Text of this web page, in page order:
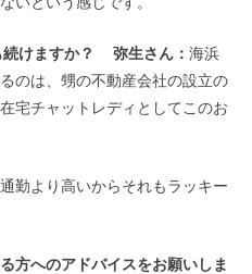
けますか？ 弥生さん： 海浜
のは、甥の不動産会社の設立の
宅チャットレディとしてこのお
勤より高いからそれもラッキー
方へのアドバイスをお願いしま